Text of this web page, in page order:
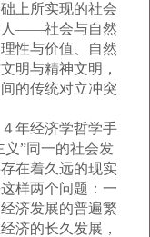
上所实现的社会
人——社会与自然
性与价值、自然
明与精神文明，
的传统对立冲突
年经济学哲学手
义”同一的社会发
在着久远的现实
样两个问题：一
济发展的普遍繁
济的长久发展，